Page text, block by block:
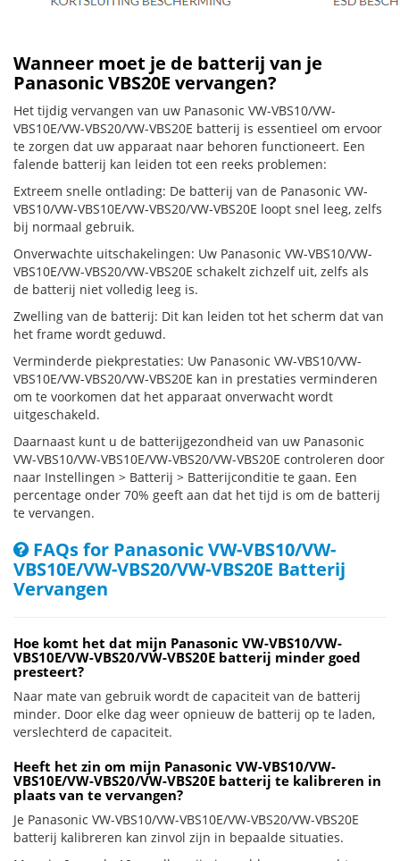
Wanneer moet je de batterij van je
Panasonic VBS20E vervangen?
Het tijdig vervangen van uw Panasonic VW-VBS10/VW-
VBS10E/VW-VBS20/VW-VBS20E batterij is essentieel om ervoor
te zorgen dat uw apparaat naar behoren functioneert. Een
falende batterij kan leiden tot een reeks problemen:
Extreem snelle ontlading: De batterij van de Panasonic VW-
VBS10/VW-VBS10E/VW-VBS20/VW-VBS20E loopt snel leeg, zelfs
bij normaal gebruik.
Onverwachte uitschakelingen: Uw Panasonic VW-VBS10/VW-
VBS10E/VW-VBS20/VW-VBS20E schakelt zichzelf uit, zelfs als
de batterij niet volledig leeg is.
Zwelling van de batterij: Dit kan leiden tot het scherm dat van
het frame wordt geduwd.
Verminderde piekprestaties: Uw Panasonic VW-VBS10/VW-
VBS10E/VW-VBS20/VW-VBS20E kan in prestaties verminderen
om te voorkomen dat het apparaat onverwacht wordt
uitgeschakeld.
Daarnaast kunt u de batterijgezondheid van uw Panasonic
VW-VBS10/VW-VBS10E/VW-VBS20/VW-VBS20E controleren door
naar Instellingen > Batterij > Batterijconditie te gaan. Een
percentage onder 70% geeft aan dat het tijd is om de batterij
te vervangen.
FAQs for Panasonic VW-VBS10/VW-
VBS10E/VW-VBS20/VW-VBS20E Batterij
Vervangen
Hoe komt het dat mijn Panasonic VW-VBS10/VW-
VBS10E/VW-VBS20/VW-VBS20E batterij minder goed
presteert?
Naar mate van gebruik wordt de capaciteit van de batterij
minder. Door elke dag weer opnieuw de batterij op te laden,
verslechterd de capaciteit.
Heeft het zin om mijn Panasonic VW-VBS10/VW-
VBS10E/VW-VBS20/VW-VBS20E batterij te kalibreren in
plaats van te vervangen?
Je Panasonic VW-VBS10/VW-VBS10E/VW-VBS20/VW-VBS20E
batterij kalibreren kan zinvol zijn in bepaalde situaties.